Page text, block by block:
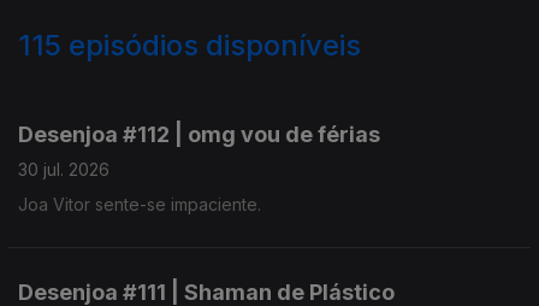
115 episódios disponíveis
Desenjoa #112 | omg vou de férias
30 jul. 2026
Joa Vitor sente-se impaciente.
Desenjoa #111 | Shaman de Plástico